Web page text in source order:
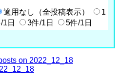
適用なし（全投稿表示）
1
1日
3件/1日 5件/1日
on 2022_12_18